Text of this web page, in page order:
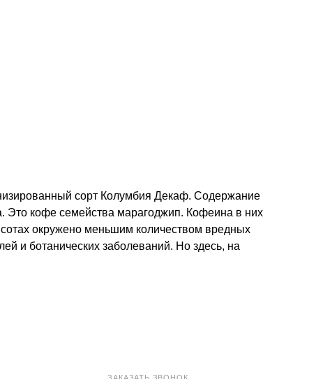
сорт Колумбия Декаф. Содержание
Это кофе семейства марагоджип. Кофеина в них
окружено меньшим количеством вредных
и ботанических заболеваний. Но здесь, на